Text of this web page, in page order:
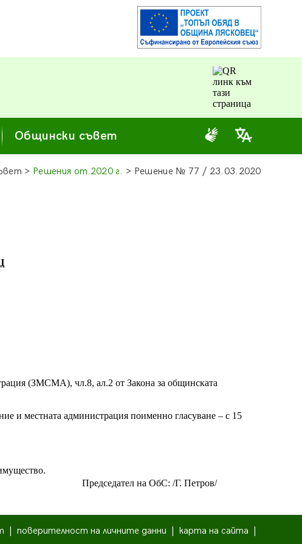
Общински съвет
> Решения от 2020 г. > Решение № 77 / 23.03.2020
(ЗМСМА), чл.8, ал.2 от Закона за общинската
и местната администрация поименно гласуване – с 15
Председател на ОбС: /Г. Петров/
поверителност на личните данни карта на сайта